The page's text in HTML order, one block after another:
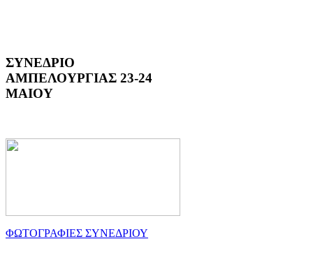
ΣΥΝΕΔΡΙΟ
ΑΜΠΕΛΟΥΡΓΙΑΣ 23-24
ΜΑΙΟΥ
ΦΩΤΟΓΡΑΦΙΕΣ ΣΥΝΕΔΡΙΟΥ